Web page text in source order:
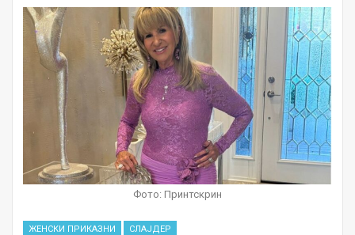
Фото: Принтскрин
ЖЕНСКИ ПРИКАЗНИ СЛАЈДЕР